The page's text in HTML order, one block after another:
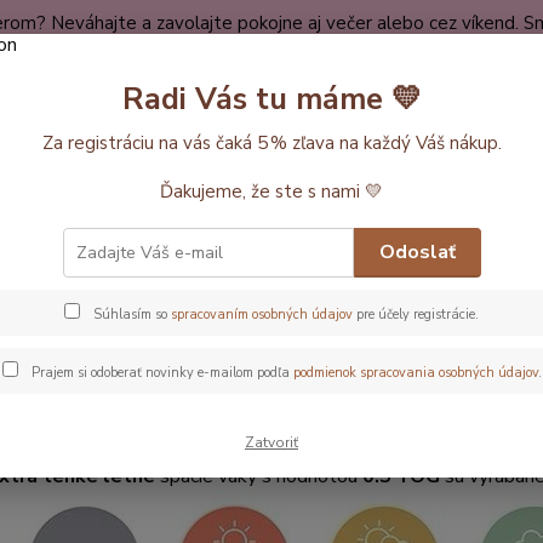
Neváhajte a zavolajte pokojne aj večer alebo cez víkend.
Hľadať
Dĺžka vaku 90cm Extra tenké letné - do 0.5 Tog
tenké letné spacie vaky s
vak s nohavičkami na horúce letné noci (90 cm, 0.5
pre teploty nad 21 °C, tropické noci aj dovolenky v teplých
tenké letnéspacie vaky s hodnotou0.5 TOGsú
Radi Vás tu máme 💛
Za registráciu na vás čaká 5 % zľava na každý Váš nákup.
Ďakujeme, že ste s nami 💛
Odoslať
Súhlasím so spracovaním osobných údajov pre účely registrácie.
Prajem si odoberať novinky e-mailom podľa podmienok spracovania osobných údajov.
Zatvoriť